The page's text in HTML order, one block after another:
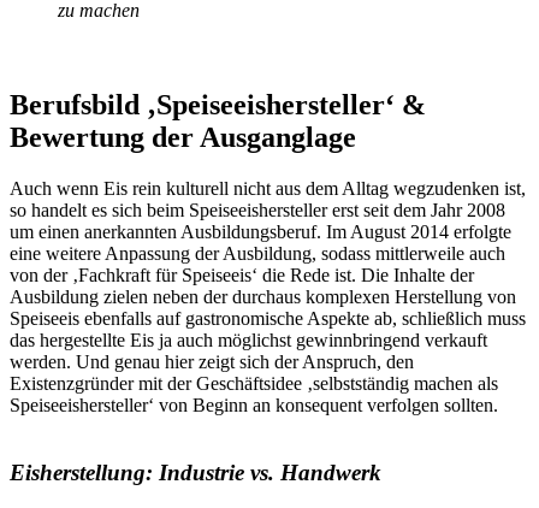
zu machen
Berufsbild ‚Speiseeishersteller‘ &
Bewertung der Ausganglage
Auch wenn Eis rein kulturell nicht aus dem Alltag wegzudenken ist,
so handelt es sich beim Speiseeishersteller erst seit dem Jahr 2008
um einen anerkannten Ausbildungsberuf. Im August 2014 erfolgte
eine weitere Anpassung der Ausbildung, sodass mittlerweile auch
von der ‚Fachkraft für Speiseeis‘ die Rede ist. Die Inhalte der
Ausbildung zielen neben der durchaus komplexen Herstellung von
Speiseeis ebenfalls auf gastronomische Aspekte ab, schließlich muss
das hergestellte Eis ja auch möglichst gewinnbringend verkauft
werden. Und genau hier zeigt sich der Anspruch, den
Existenzgründer mit der Geschäftsidee ‚selbstständig machen als
Speiseeishersteller‘ von Beginn an konsequent verfolgen sollten.
Eisherstellung: Industrie vs. Handwerk